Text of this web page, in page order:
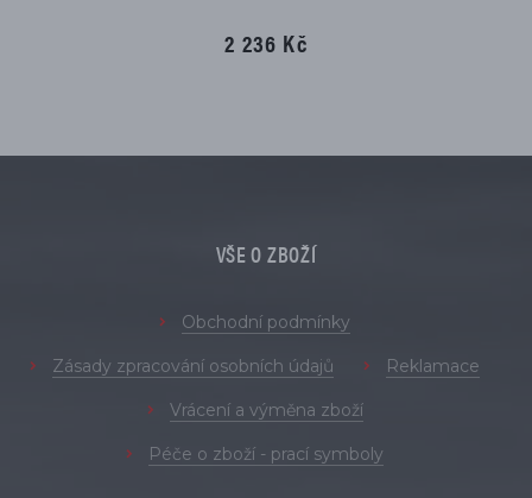
2 236 Kč
VŠE O ZBOŽÍ
Obchodní podmínky
Zásady zpracování osobních údajů Reklamace
Vrácení a výměna zboží
Péče o zboží - prací symboly